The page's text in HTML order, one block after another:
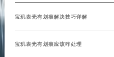
宝玑表壳有划痕解决技巧详解
宝玑表壳有划痕应该咋处理